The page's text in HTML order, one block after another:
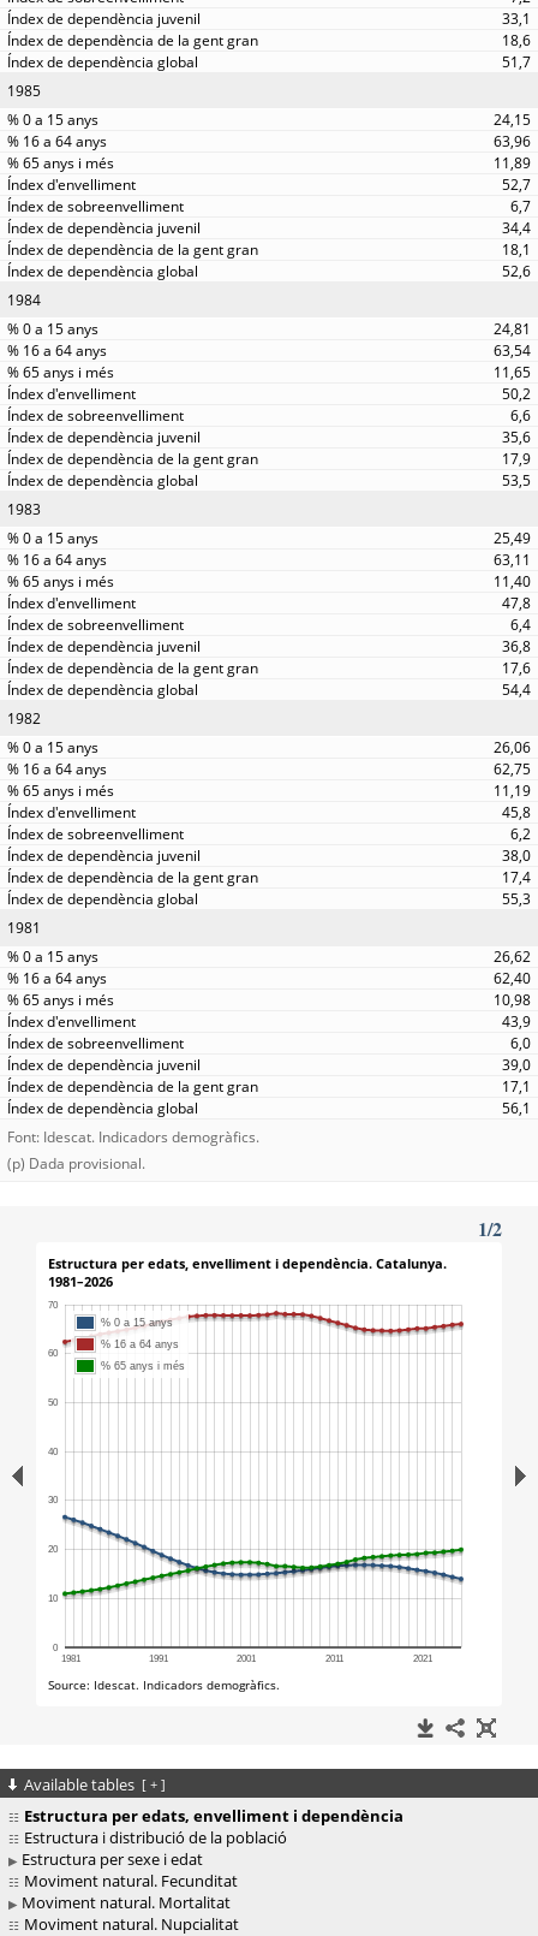
33,1
18,6
51,7
1985
24,15
63,96
11,89
52,7
6,7
34,4
18,1
52,6
1984
24,81
63,54
11,65
50,2
6,6
35,6
17,9
53,5
1983
25,49
63,11
11,40
47,8
6,4
36,8
17,6
54,4
1982
26,06
62,75
11,19
45,8
6,2
38,0
17,4
55,3
1981
26,62
62,40
10,98
43,9
6,0
39,0
17,1
56,1
Font: Idescat. Indicadors demogràfics.
(p) Dada provisional.
Available tables [ + ]
Estructura per edats, envelliment i dependència
Estructura i distribució de la població
Estructura per sexe i edat
Moviment natural. Fecunditat
Moviment natural. Mortalitat
Moviment natural. Nupcialitat